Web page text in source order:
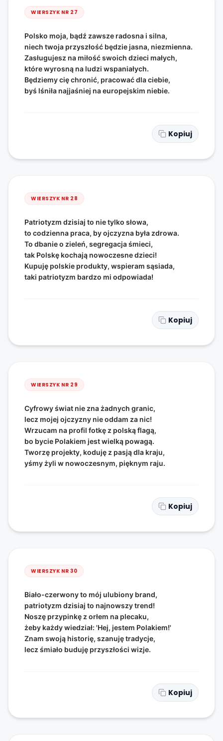
WIERSZYK NR 27
Polsko moja, bądź zawsze radosna i silna,
niech twoja przyszłość będzie jasna, niezmienna.
Zasługujesz na miłość swoich dzieci małych,
które wyrosną na ludzi wspaniałych.
Będziemy cię chronić, pracować dla ciebie,
byś lśniła najjaśniej na europejskim niebie.
Kopiuj
WIERSZYK NR 28
Patriotyzm dzisiaj to nie tylko słowa,
to codzienna praca, by ojczyzna była zdrowa.
To dbanie o zieleń, segregacja śmieci,
tak Polskę kochają nowoczesne dzieci!
Kupuję polskie produkty, wspieram sąsiada,
taki patriotyzm bardzo mi odpowiada!
Kopiuj
WIERSZYK NR 29
Cyfrowy świat nie zna żadnych granic,
lecz mojej ojczyzny nie oddam za nic!
Wrzucam na profil fotkę z polską flagą,
bo bycie Polakiem jest wielką powagą.
Tworzę projekty, koduję z pasją dla kraju,
yśmy żyli w nowoczesnym, pięknym raju.
Kopiuj
WIERSZYK NR 30
Biało-czerwony to mój ulubiony brand,
patriotyzm dzisiaj to najnowszy trend!
Noszę przypinkę z orłem na plecaku,
żeby każdy wiedział: 'Hej, jestem Polakiem!'
Znam swoją historię, szanuję tradycje,
lecz śmiało buduję przyszłości wizje.
Kopiuj